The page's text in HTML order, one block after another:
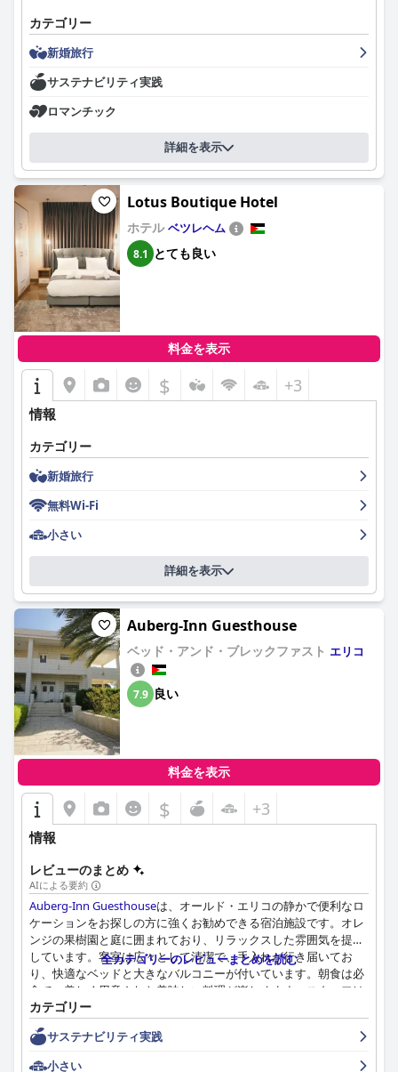
カテゴリー
新婚旅行
サステナビリティ実践
ロマンチック
詳細を表示
Lotus Boutique Hotel
ホテルベツレヘム
8.1 とても良い
料金を表示
$ +3
情報
カテゴリー
新婚旅行
無料Wi-Fi
小さい
詳細を表示
Auberg-Inn Guesthouse
ベッド・アンド・ブレックファスト エリコ
7.9 良い
料金を表示
$ +3
情報
レビューのまとめ
AIによる要約
Auberg-Inn Guesthouseは、オールド・エリコの静かで便利なロ
ケーションをお探しの方に強くお勧めできる宿泊施設です。オレ
ンジの果樹園と庭に囲まれており、リラックスした雰囲気を提供
しています。客室は広々として清潔で、手入れが行き届いてお
り、快適なベッドと大きなバルコニーが付いています。朝食は必
食で、美しく用意された美味しい料理が楽しめます。スタッフは
非常にフレンドリーで、親切で、知識が豊富です。ゲストは、ス
タッフの個人的なアプローチと温かいパレスチナのおもてなしに
感謝し、エリコの本格的な体験をすることができます。誘惑の
山、史跡の発掘現場、町の中心部が徒歩圏内にあり、周辺地域を
全カテゴリーのレビューまとめを読む
カテゴリー
サステナビリティ実践
小さい